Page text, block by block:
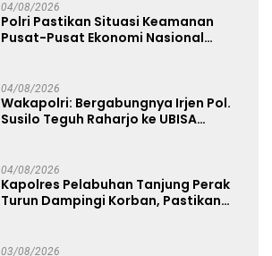
04/08/2026
Polri Pastikan Situasi Keamanan
Pusat-Pusat Ekonomi Nasional
04/08/2026
Wakapolri: Bergabungnya Irjen Pol.
Susilo Teguh Raharjo ke UBISA
04/08/2026
Kapolres Pelabuhan Tanjung Perak
Turun Dampingi Korban, Pastikan
03/08/2026